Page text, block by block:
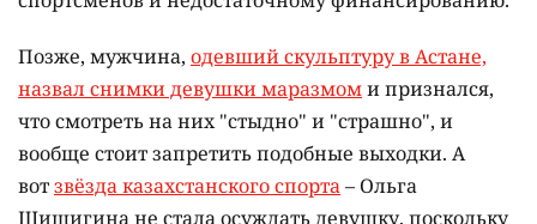
Позже, мужчина, одевший скульптуру в Астане,
назвал снимки девушки маразмоми признался,
что смотреть на них "стыдно" и "страшно", и
вообще стоит запретить подобные выходки. А
вотзвёзда казахстанского спорта– Ольга
Шишигина не стала осуждать девушку, поскольку